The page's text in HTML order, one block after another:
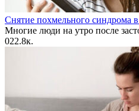
Снятие похмельного синдрома
Многие люди на утро после
022.8к.